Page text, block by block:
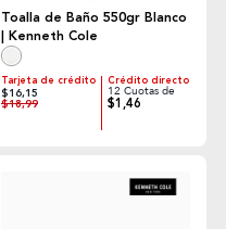
Toalla de Baño 550gr Blanco
| Kenneth Cole
Tarjeta de crédito
$16,15
$18,99
Crédito directo
12 Cuotas de
$1,46